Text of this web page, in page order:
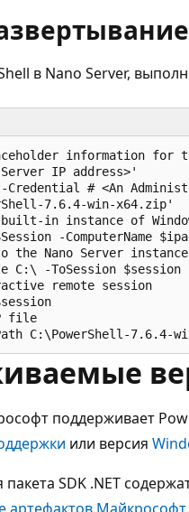
в Nano Server,
information for
IP address>'
# <An
7.6.4-win-x64.zip'
in instance of
-ComputerName
Nano Server instance
C:\ -ToSession $session
remote session
file
поддерживает
или версия
SDK .NET
артефактов Майкрософт